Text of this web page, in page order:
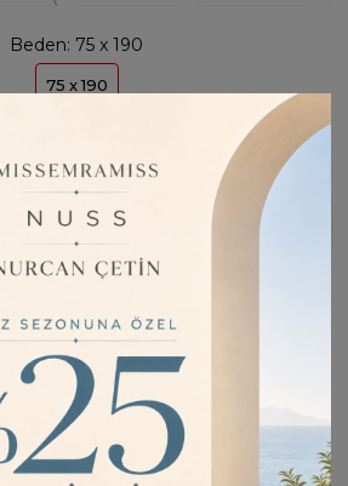
Beden: 75 x 190
75 x 190
Sepete Ekle
Barkod:
SEN153013
1 iş günü içinde kargoda
Değişim Kabul Edilir
Bu Ürünü Paylaş